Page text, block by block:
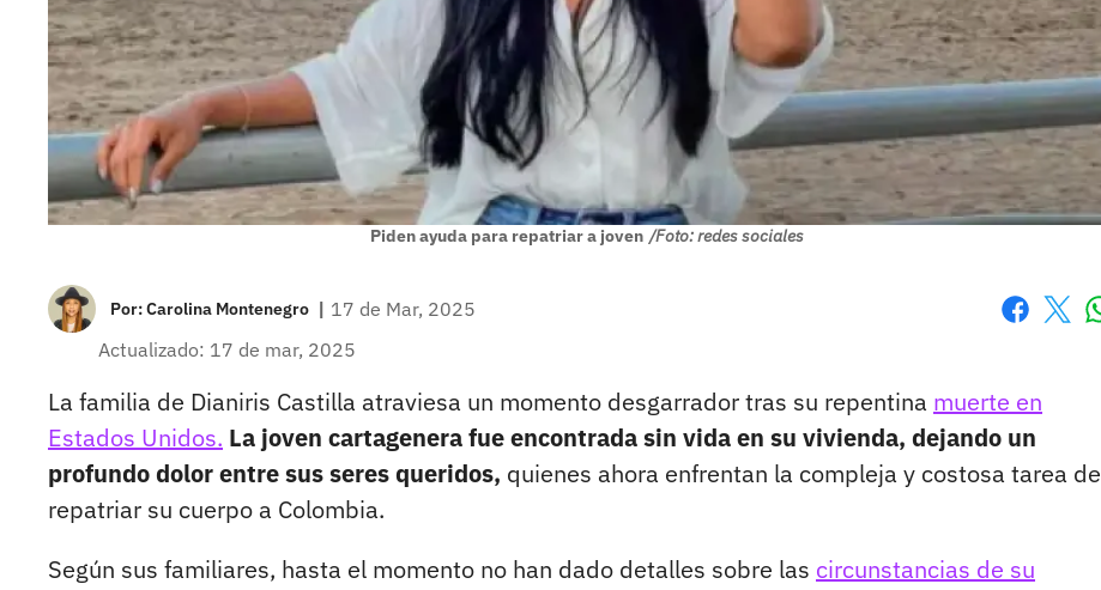
Piden ayuda para repatriar a joven /Foto: redes sociales
Por:Carolina Montenegro | 17 de Mar, 2025
Actualizado: 17 de mar, 2025
La familia de Dianiris Castilla atraviesa un momento desgarrador tras su repentina muerte en
Estados Unidos. La joven cartagenera fue encontrada sin vida en su vivienda, dejando un
profundo dolor entre sus seres queridos, quienes ahora enfrentan la compleja y costosa tarea de
repatriar su cuerpo a Colombia.
Según sus familiares, hasta el momento no han dado detalles sobre las circunstancias de su